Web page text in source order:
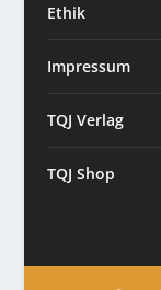
Ethik
Impressum
TQJ Verlag
TQJ Shop